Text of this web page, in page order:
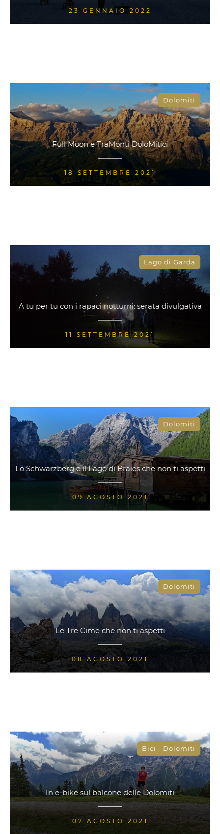
23 GENNAIO 2022
Dolomiti
Full Moon e TraMonti DoloMitici
18 SETTEMBRE 2021
Lago di Garda
A tu per tu con i rapaci notturni: serata divulgativa
11 SETTEMBRE 2021
Dolomiti
Lo Schwarzberg e il Lago di Braies che non ti aspetti
09 AGOSTO 2021
Dolomiti
Le Tre Cime che non ti aspetti
08 AGOSTO 2021
Bici - Dolomiti
In e-bike sul balcone delle Dolomiti
07 AGOSTO 2021